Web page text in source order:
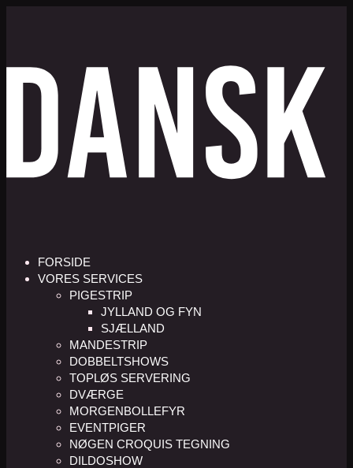
FORSIDE
VORES SERVICES
PIGESTRIP
JYLLAND OG FYN
SJÆLLAND
MANDESTRIP
DOBBELTSHOWS
TOPLØS SERVERING
DVÆRGE
MORGENBOLLEFYR
EVENTPIGER
NØGEN CROQUIS TEGNING
DILDOSHOW